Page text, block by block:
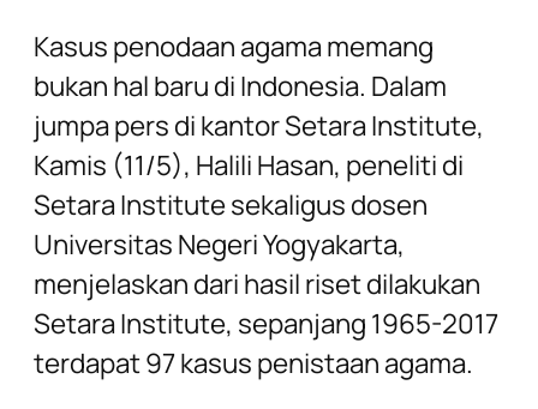
Kasus penodaan agama memang
bukan hal baru di Indonesia. Dalam
jumpa pers di kantor Setara Institute,
Kamis (11/5), Halili Hasan, peneliti di
Setara Institute sekaligus dosen
Universitas Negeri Yogyakarta,
menjelaskan dari hasil riset dilakukan
Setara Institute, sepanjang 1965-2017
terdapat 97 kasus penistaan agama.